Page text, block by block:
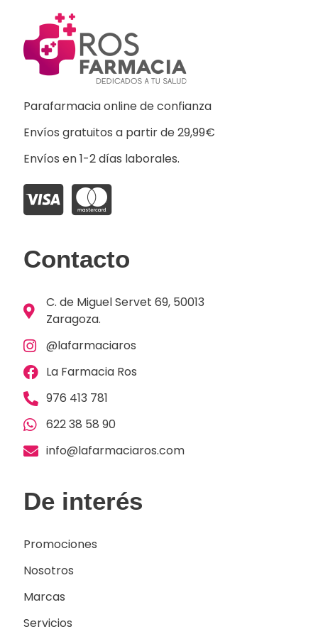
Parafarmacia online de confianza
Envíos gratuitos a partir de 29,99€
Envíos en 1-2 días laborales.
Contacto
C. de Miguel Servet 69, 50013
Zaragoza.
@lafarmaciaros
La Farmacia Ros
976 413 781
622 38 58 90
info@lafarmaciaros.com
De interés
Promociones
Nosotros
Marcas
Servicios